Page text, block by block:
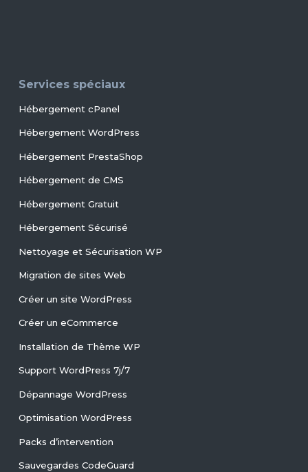
Services spéciaux
Hébergement cPanel
Hébergement WordPress
Hébergement PrestaShop
Hébergement de CMS
Hébergement Gratuit
Hébergement Sécurisé
Nettoyage et Sécurisation WP
Migration de sites Web
Créer un site WordPress
Créer un eCommerce
Installation de Thème WP
Support WordPress 7j/7
Dépannage WordPress
Optimisation WordPress
Packs d’intervention
Sauvegardes CodeGuard